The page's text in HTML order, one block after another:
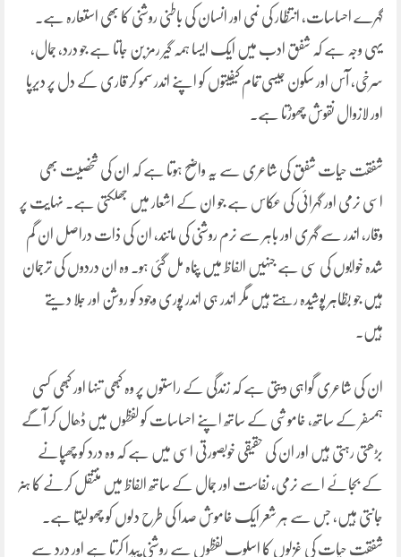
گہرے احساسات، انتظار کی نمی اور انسان کی باطنی روشنی کا بھی استعارہ ہے۔
یہی وجہ ہے کہ شفق ادب میں ایک ایسا ہمہ گیر رمز بن جاتا ہے جو درد، جمال،
سرخی، آس اور سکون جیسی تمام کیفیتوں کو اپنے اندر سمو کر قاری کے دل پر دیرپا
اور لازوال نقوش چھوڑتا ہے۔
شفقت حیات شفق کی شاعری سے یہ واضح ہوتا ہے کہ ان کی شخصیت بھی
اسی نرمی اور گہرائی کی عکاس ہے جو ان کے اشعار میں جھلکتی ہے۔ نہایت پر
وقار، اندر سے گہری اور باہر سے نرم روشنی کی مانند، ان کی ذات دراصل ان گم
شدہ خوابوں کی سی ہے جنہیں الفاظ میں پناہ مل گئی ہو۔ وہ ان دردوں کی ترجمان
ہیں جو بظاہر پوشیدہ رہتے ہیں مگر اندر ہی اندر پوری وجود کو روشن اور جلا دیتے
ہیں۔
ان کی شاعری گواہی دیتی ہے کہ زندگی کے راستوں پر وہ کبھی تنہا اور کبھی کسی
ہمسفر کے ساتھ، خاموشی کے ساتھ اپنے احساسات کو لفظوں میں ڈھال کر آگے
بڑھتی رہتی ہیں اور ان کی حقیقی خوبصورتی اسی میں ہے کہ وہ درد کو چھپانے
کے بجائے اسے نرمی، نفاست اور جمال کے ساتھ الفاظ میں منتقل کرنے کا ہنر
جانتی ہیں، جس سے ہر شعر ایک خاموش صدا کی طرح دلوں کو چھو لیتا ہے۔
شفقت حیات کی غزلوں کا اسلوب لفظوں سے روشنی پیدا کرتا ہے اور درد سے